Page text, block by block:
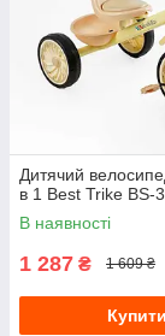
Дитячий
в 1 Best Trike BS-
В наявності
1 287 ₴ 1 609 ₴
Купити